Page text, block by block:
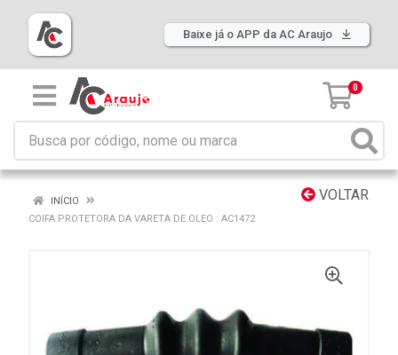
Baixe já o APP da AC Araujo
0
VOLTAR
INÍCIO
COIFA PROTETORA DA VARETA DE OLEO : AC1472